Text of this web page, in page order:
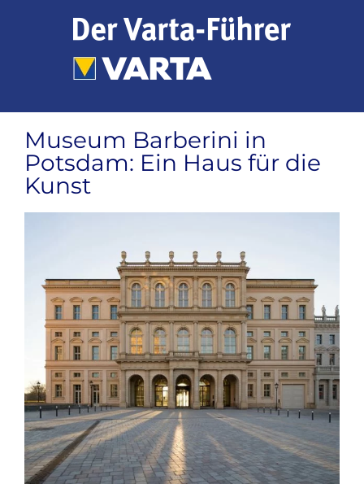
Museum Barberini in
Potsdam: Ein Haus für die
Kunst